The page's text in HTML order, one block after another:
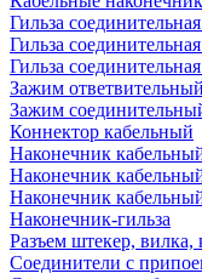
Гильза
Гильза
Гильза
Зажим ответвительный
Зажим
Коннектор кабельный
Наконечник
Наконечник
Наконечник
Наконечник-гильза
Разъем штекер,
Соединители с